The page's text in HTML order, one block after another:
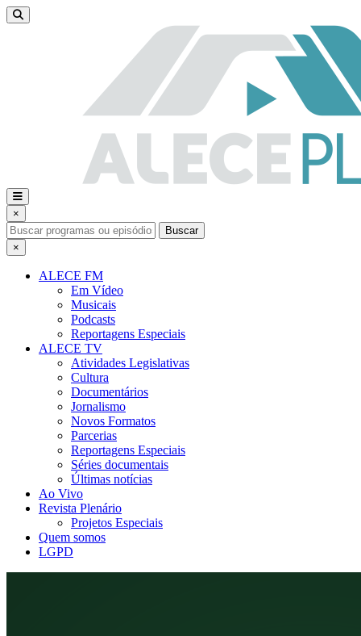
×
Buscar
×
ALECE FM
Em Vídeo
Musicais
Podcasts
Reportagens Especiais
ALECE TV
Atividades Legislativas
Cultura
Documentários
Jornalismo
Novos Formatos
Parcerias
Reportagens Especiais
Séries documentais
Últimas notícias
Ao Vivo
Revista Plenário
Projetos Especiais
Quem somos
LGPD